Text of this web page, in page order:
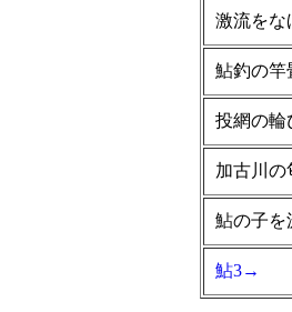
激流をな
鮎釣の竿
投網の輪
加古川の
鮎の子を
鮎3→